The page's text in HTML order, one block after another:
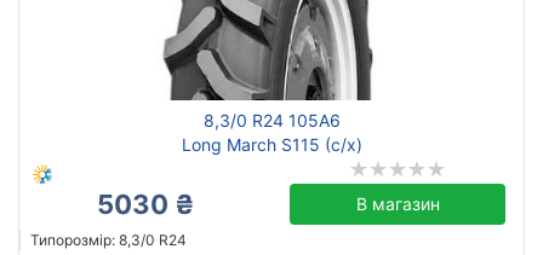
8,3/0 R24 105A6
Long March S115 (с/х)
5030 ₴ В магазин
Типорозмір: 8,3/0 R24